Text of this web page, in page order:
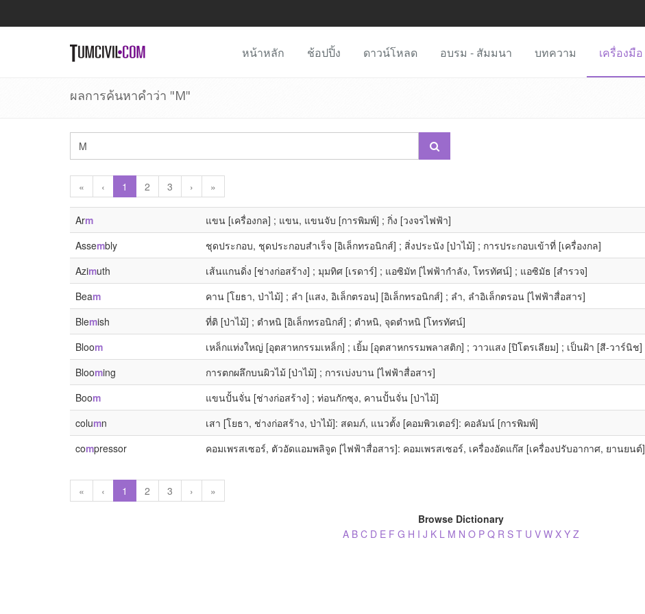
หน้าหลัก ช้อปปิ้ง ดาวน์โหลด อบรม - สัมมนา บทความ เครื่องมือ
ผลการค้นหาคำว่า "M"
« ‹ 1 2 3 › »
Arm
แขน [เครื่องกล] ; แขน, แขนจับ [การพิมพ์] ; กิ่ง [วงจรไฟฟ้า]
Assembly
ชุดประกอบ, ชุดประกอบสำเร็จ [อิเล็กทรอนิกส์] ; สิ่งประนัง [ป่าไม้] ; การประกอบเข้าที่ [เครื่องกล]
Azimuth
เส้นแกนดิ่ง [ช่างก่อสร้าง] ; มุมทิศ [เรดาร์] ; แอซิมัท [ไฟฟ้ากำลัง, โทรทัศน์] ; แอซิมัธ [สำรวจ]
Beam
คาน [โยธา, ป่าไม้] ; ลำ [แสง, อิเล็กตรอน] [อิเล็กทรอนิกส์] ; ลำ, ลำอิเล็กตรอน [ไฟฟ้าสื่อสาร]
Blemish
ที่ติ [ป่าไม้] ; ตำหนิ [อิเล็กทรอนิกส์] ; ตำหนิ, จุดตำหนิ [โทรทัศน์]
Bloom
เหล็กแท่งใหญ่ [อุตสาหกรรมเหล็ก] ; เยิ้ม [อุตสาหกรรมพลาสติก] ; วาวแสง [ปิโตรเลียม] ; เป็นฝ้า [สี-วาร์นิช]
Blooming
การตกผลึกบนผิวไม้ [ป่าไม้] ; การเบ่งบาน [ไฟฟ้าสื่อสาร]
Boom
แขนปั้นจั่น [ช่างก่อสร้าง] ; ท่อนกักซุง, คานปั้นจั่น [ป่าไม้]
column
เสา [โยธา, ช่างก่อสร้าง, ป่าไม้]: สดมภ์, แนวตั้ง [คอมพิวเตอร์]: คอลัมน์ [การพิมพ์]
compressor คอมเพรสเซอร์, ตัวอัดแอมพลิจูด [ไฟฟ้าสื่อสาร]: คอมเพรสเซอร์, เครื่องอัดแก๊ส [เครื่องปรับอากาศ, ยานยนต์]
« ‹ 1 2 3 › »
Browse Dictionary
A B C D E F G H I J K L M N O P Q R S T U V W X Y Z